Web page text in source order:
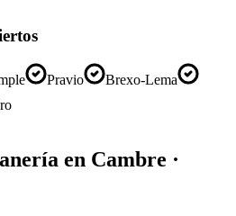
Pravio
Brexo-Lema
en Cambre ·